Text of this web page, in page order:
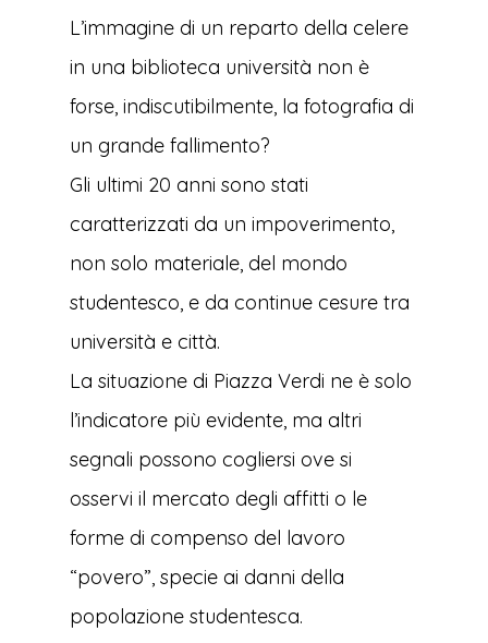
L’immagine di un reparto della celere
in una biblioteca università non è
forse, indiscutibilmente, la fotografia di
un grande fallimento?
Gli ultimi 20 anni sono stati
caratterizzati da un impoverimento,
non solo materiale, del mondo
studentesco, e da continue cesure tra
università e città.
La situazione di Piazza Verdi ne è solo
l’indicatore più evidente, ma altri
segnali possono cogliersi ove si
osservi il mercato degli affitti o le
forme di compenso del lavoro
“povero”, specie ai danni della
popolazione studentesca.